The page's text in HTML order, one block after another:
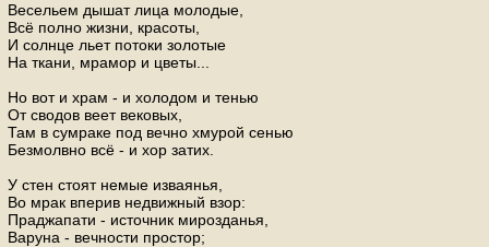
Весельем дышат лица молодые,
Всё полно жизни, красоты,
И солнце льет потоки золотые
На ткани, мрамор и цветы...
Но вот и храм - и холодом и тенью
От сводов веет вековых,
Там в сумраке под вечно хмурой сенью
Безмолвно всё - и хор затих.
У стен стоят немые изваянья,
Во мрак вперив недвижный взор:
Праджапати - источник мирозданья,
Варуна - вечности простор;